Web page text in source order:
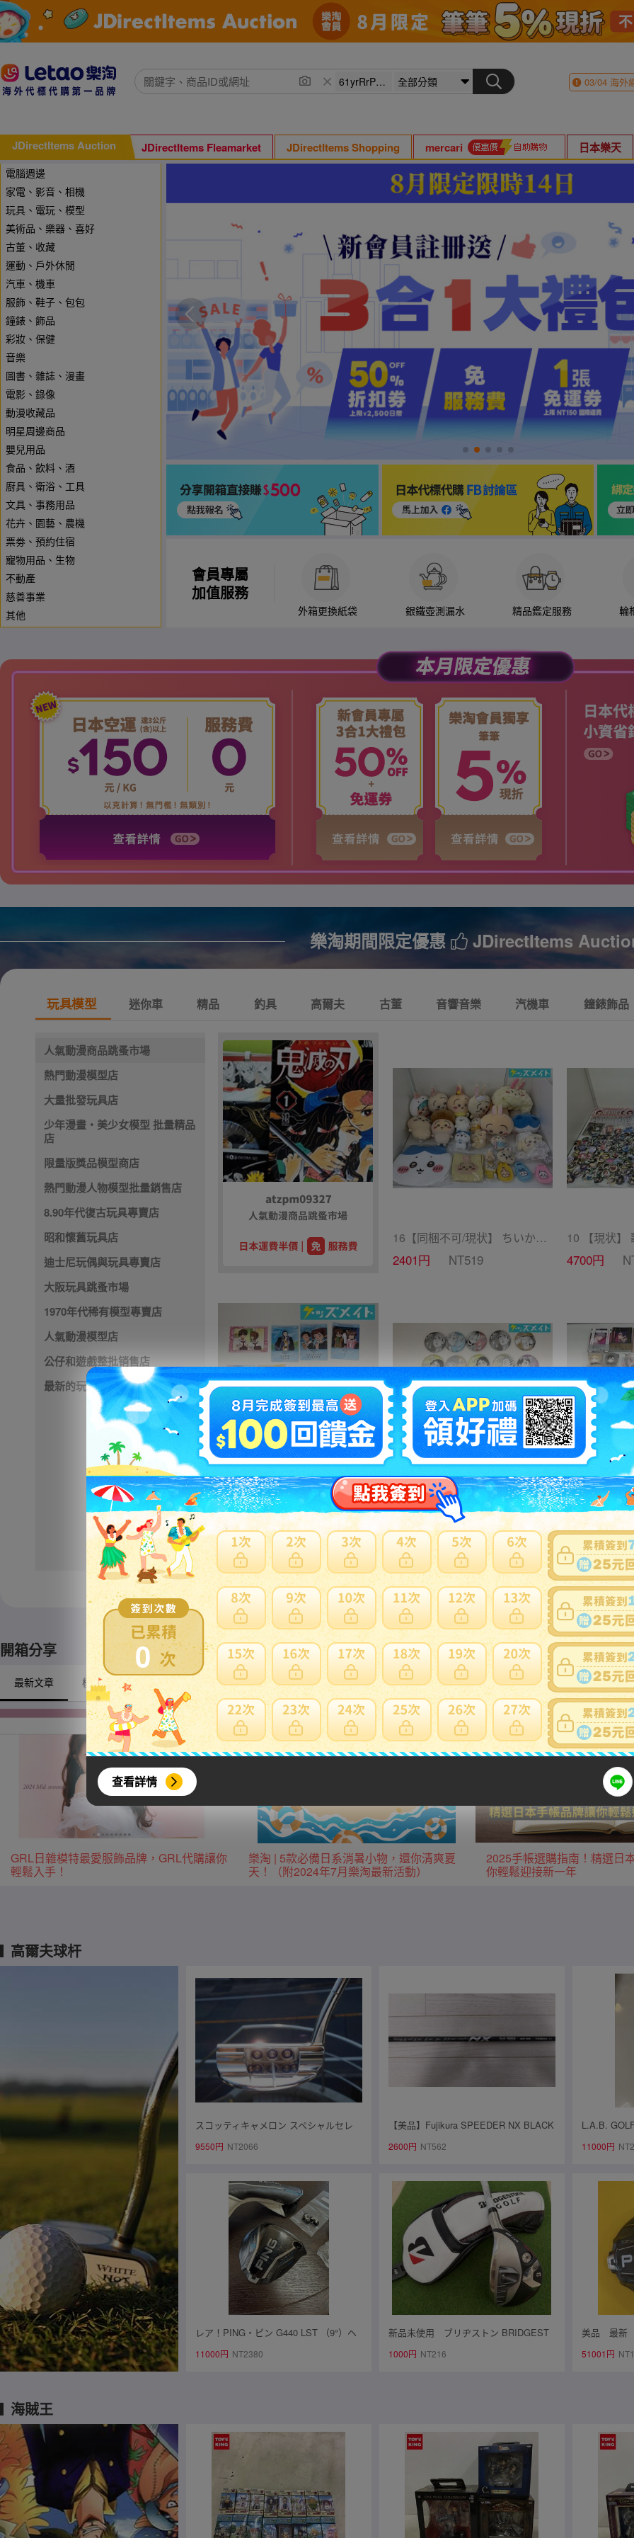
0
查看詳情
03/04海外
JDirectItems Auction JDirectItems Fleamarket JDirectItems Shopping mercari 日本樂天
電腦週邊
家電、影音、相機
玩具、電玩、模型
美術品、樂器、喜好
古董、收藏
運動、戶外休閒
汽車、機車
服飾、鞋子、包包
鐘錶、飾品
彩妝、保健
音樂
圖書、雜誌、漫畫
電影、錄像
動漫收藏品
明星周邊商品
嬰兒用品
食品、飲料、酒
廚具、衛浴、工具
文具、事務用品
花卉、園藝、農機
票劵、預約住宿
寵物用品、生物
不動產
慈善事業
其他
會員專屬
加值服務
外箱更換紙袋 銀鐵壺測漏水 精品鑑定服務 輪
樂淘期間限定優惠 JDirectItems
玩具模型 迷你車 精品 釣具 高爾夫 古董 音響音樂 汽機車 鐘錶飾品
人氣動漫商品跳蚤市場
熱門動漫模型店
大量批發玩具店
少年漫畫・美少女模型 批量精品
店
限量版獎品模型商店
熱門動漫人物模型批量銷售店
8.90年代復古玩具專賣店
昭和懷舊玩具店
迪士尼玩偶與玩具專賣店
大阪玩具跳蚤市場
1970年代稀有模型專賣店
人氣動漫模型店
公仔和遊戲整批销售店
最新的玩具店
16【同梱不可/現状】 ちいかわ グッズ まとめ売り BIGボストンバッグ、ぬいぐるみ 他 / ちいかわ
2401円 NT519 4700円
05【現状】 カードキャプターさくら CC グッズ まとめ売り カードダス マスターズ 初版 木之本桜 少狼 他
5000円 NT1082
05 【現状】 ハイキュー!! FAN PARK ファンパーク グッズ デコレクション缶バッジ まとめ売り 牛島若利 宮侑 木兎光太郎 星海光来 他
5250円 NT1136 9750円
※ 超過 48小時 外付款之訂單及日本寄日本之訂單，無法參加免服務費及國際運費優惠。
※ 優惠賣家商品有含材積商品或符合大型商品限制，仍會產生材積費用。
※ 限定自取商品不適用日本當地運費優惠。
開箱分享
最新文章 模型/動漫周邊 戶外/露營 興趣/古董收藏 生活用品/家電 廚房用品/鍋具 服飾 運動用品
GRL日雜模特最愛服飾品牌，GRL代購讓你
輕鬆入手！
樂淘 | 5款必備日系消暑小物，還你清爽夏
天！（附2024年7月樂淘最新活動）
2025手帳選購指南！精選日
你輕鬆迎接新一年
高爾夫球杆
スコッティキャメロン スペシャルセレ
クト デルマー レフティ ☆ ミラー仕上
9550円 NT2066
【美品】Fujikura SPEEDER NX BLACK
60-SR キャロウェイスリーブ付き シャ
2600円 NT562
L.A.B.
DF3
11000円
レア！PING・ピン G440 LST （9°）ヘ
ッド単品・純正ウェイト2個付！ ヘッ
11000円 NT2380
新品未使用 ブリヂストン BRIDGEST
ONE GOLF BX2HT HY ユーティリティ
1000円 NT216
美品 最新
ライバー
51001円
海賊王